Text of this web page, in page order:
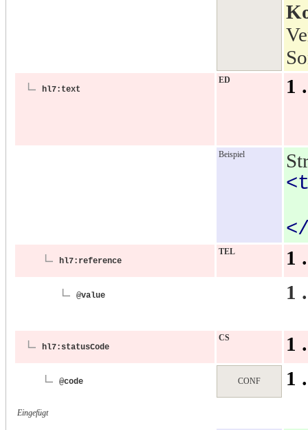
hl7:text
ED 1
Beispiel
<
hl7:reference
TEL 1
@value 1
hl7:statusCode
CS 1
@code CONF 1
Eingefügt